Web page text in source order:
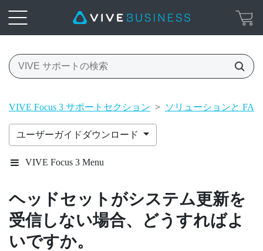
VIVE Focus 3 サポートセクション > ソリューションと FAQ
ユーザーガイドダウンロード
VIVE Focus 3 Menu
ヘッドセットがシステム更新を
受信しない場合、どうすればよ
いですか。